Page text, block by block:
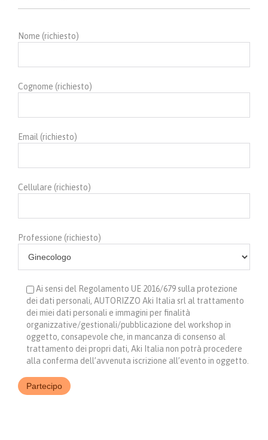
Nome (richiesto)
Cognome (richiesto)
Email (richiesto)
Cellulare (richiesto)
Professione (richiesto)
Ai sensi del Regolamento UE 2016/679 sulla protezione
dei dati personali, AUTORIZZO Aki Italia srl al trattamento
dei miei dati personali e immagini per finalità
organizzative/gestionali/pubblicazione del workshop in
oggetto, consapevole che, in mancanza di consenso al
trattamento dei propri dati, Aki Italia non potrà procedere
alla conferma dell’avvenuta iscrizione all’evento in oggetto.